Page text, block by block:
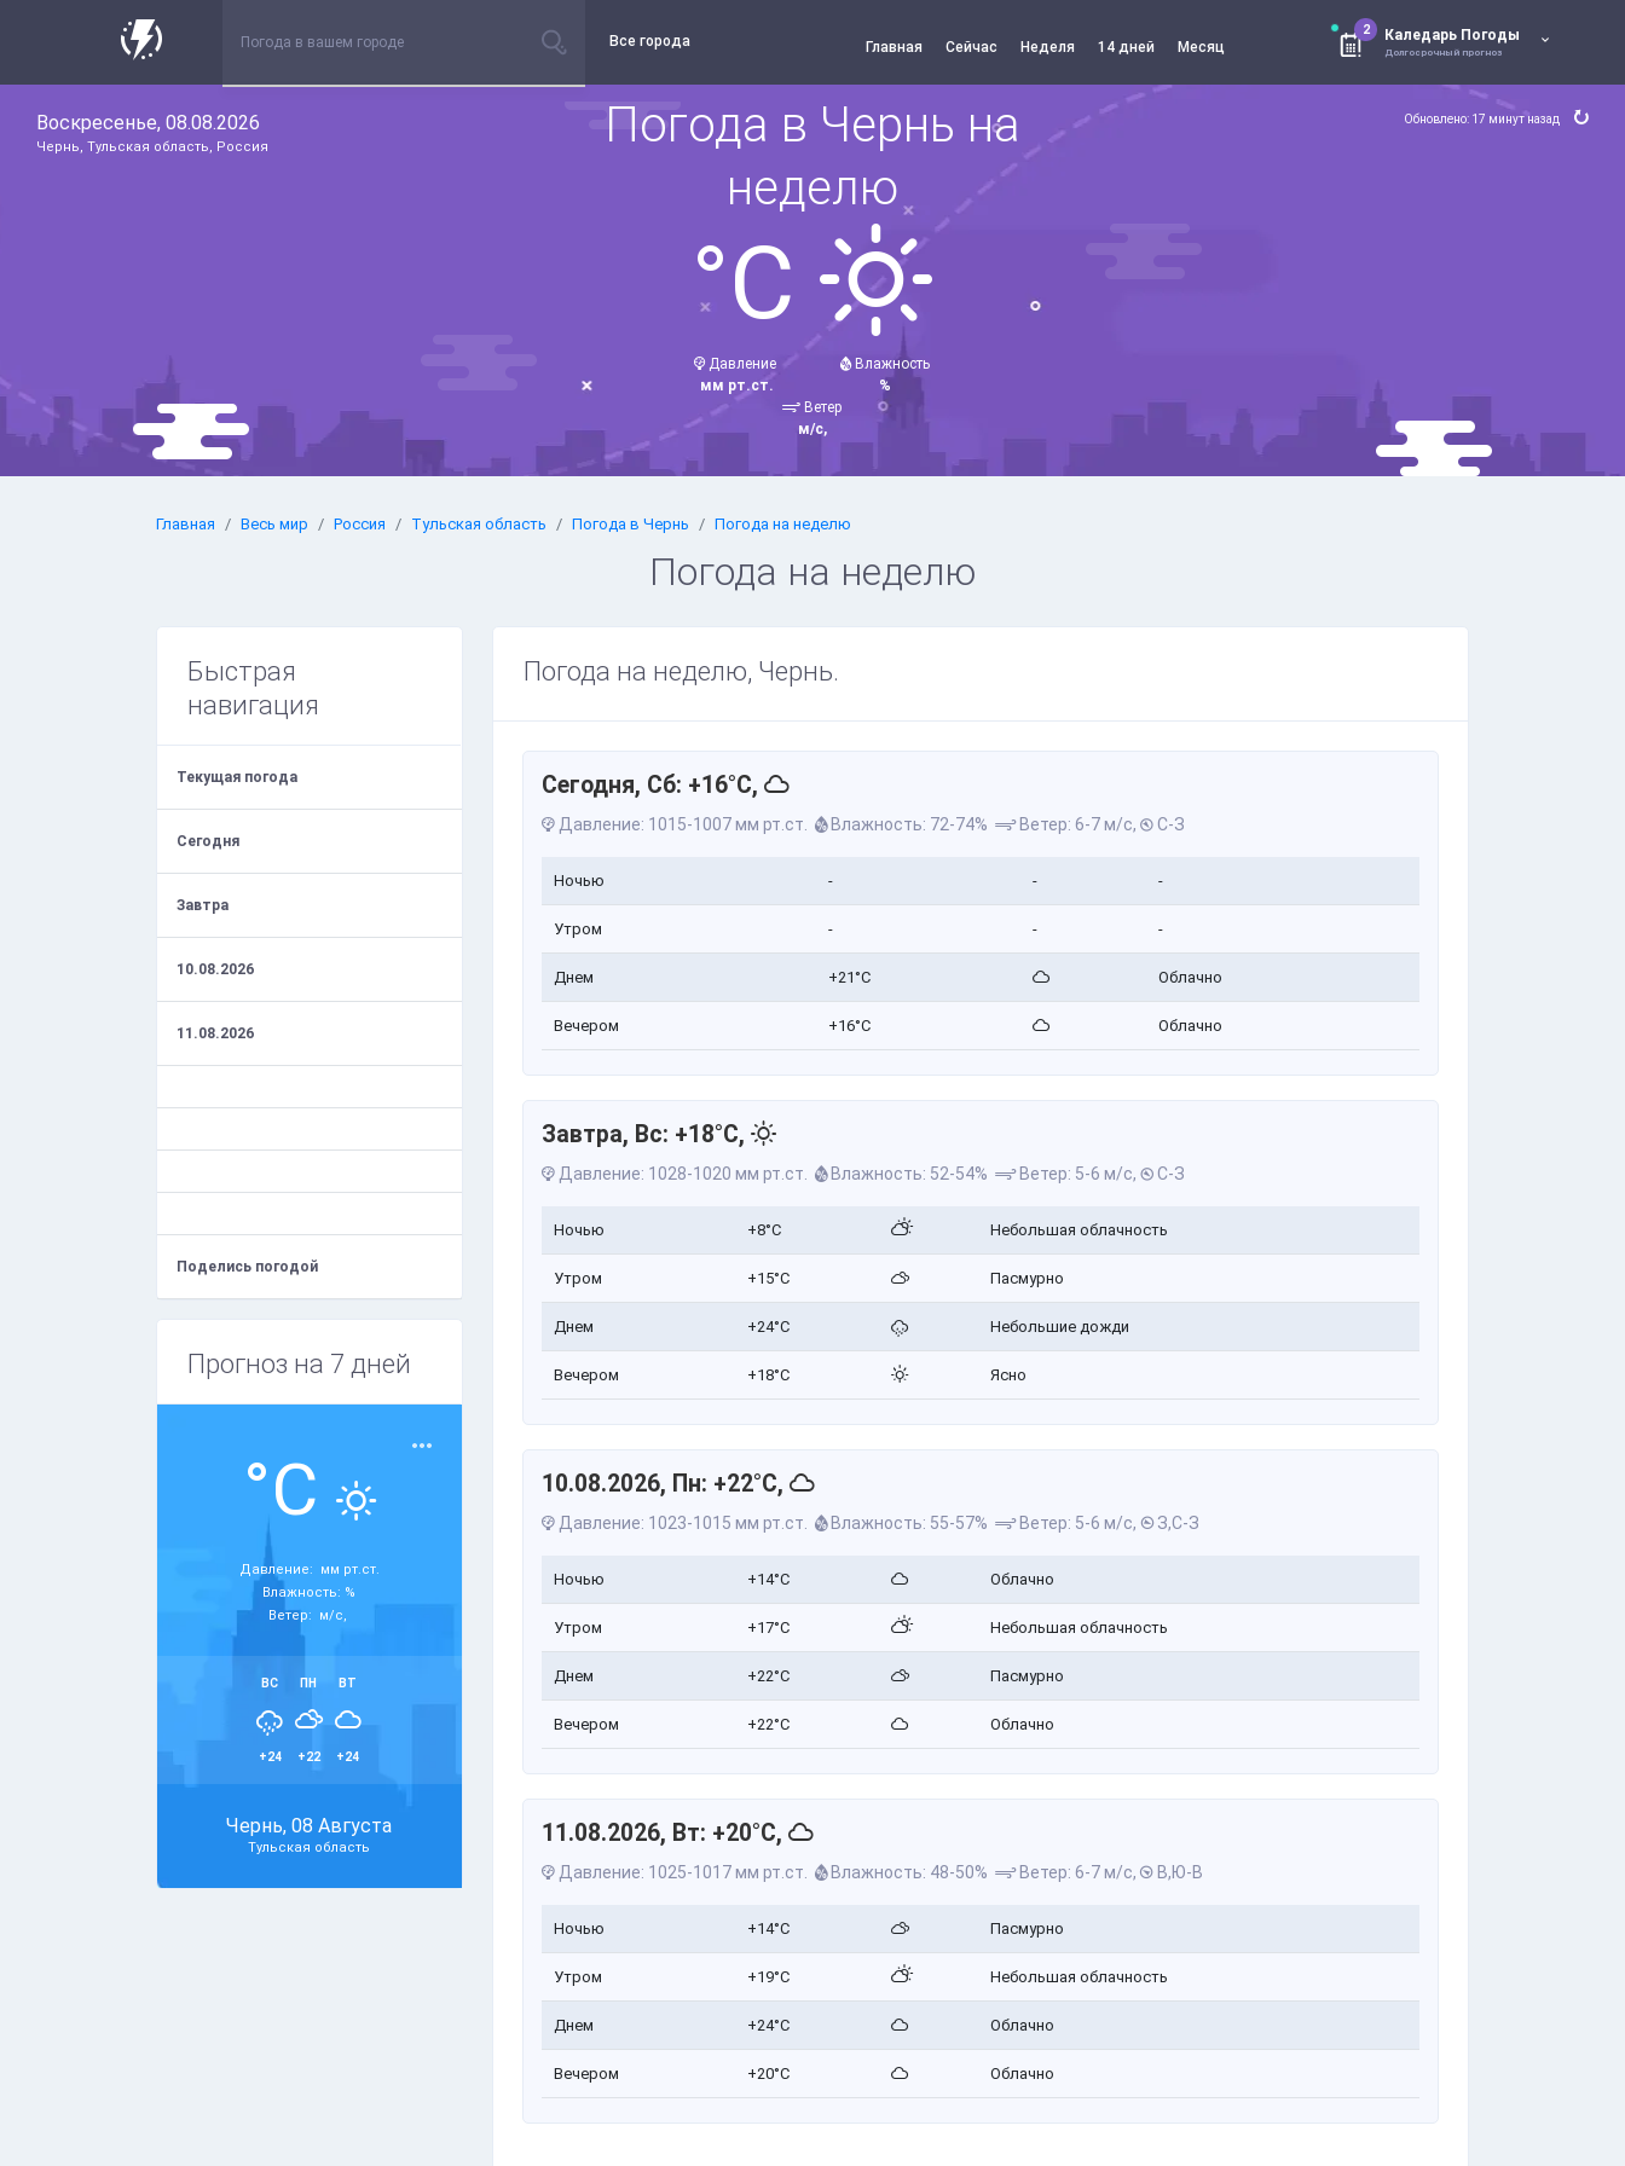
Все города Главная Сейчас Неделя 14 дней Месяц
2 Каледарь Погоды
Долгосрочный прогноз
Воскресенье, 08.08.2026
Чернь, Тульская область, Россия
Обновлено: 17 минут назад
Погода в Чернь на
неделю
°C
Давление
мм рт.ст.
Влажность
%
Ветер
м/с,
Главная Весь мир Россия Тульская область Погода в Чернь Погода на неделю
Погода на неделю
Быстрая
навигация
Текущая погода
Сегодня
Завтра
10.08.2026
11.08.2026
Поделись погодой
Прогноз на 7 дней
°C
Давление: мм рт.ст.
Влажность: %
Ветер: м/с,
ВС
+24
ПН
+22
ВТ
+24
Чернь, 08 Августа
Тульская область
Погода на неделю, Чернь.
Сегодня, Сб: +16°C,
Давление: 1015-1007 мм рт.ст. Влажность: 72-74% Ветер: 6-7 м/с, С-З
Ночью - - -
Утром - - -
Днем +21°C Облачно
Вечером +16°C Облачно
Завтра, Вс: +18°C,
Давление: 1028-1020 мм рт.ст. Влажность: 52-54% Ветер: 5-6 м/с, С-З
Ночью +8°C Небольшая облачность
Утром +15°C Пасмурно
Днем +24°C Небольшие дожди
Вечером +18°C Ясно
10.08.2026, Пн: +22°C,
Давление: 1023-1015 мм рт.ст. Влажность: 55-57% Ветер: 5-6 м/с, З,С-З
Ночью +14°C Облачно
Утром +17°C Небольшая облачность
Днем +22°C Пасмурно
Вечером +22°C Облачно
11.08.2026, Вт: +20°C,
Давление: 1025-1017 мм рт.ст. Влажность: 48-50% Ветер: 6-7 м/с, В,Ю-В
Ночью +14°C Пасмурно
Утром +19°C Небольшая облачность
Днем +24°C Облачно
Вечером +20°C Облачно